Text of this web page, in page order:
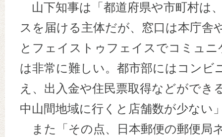
山下知事は「都道府県や市町村は
スを届ける主体だが、窓口は本庁舎
とフェイストゥフェイスでコミュ
は非常に難しい。都市部にはコンビ
え、出入金や住民票取得などができ
中山間地域に行くと店舗数が少ない
また「その点、日本郵便の郵便局